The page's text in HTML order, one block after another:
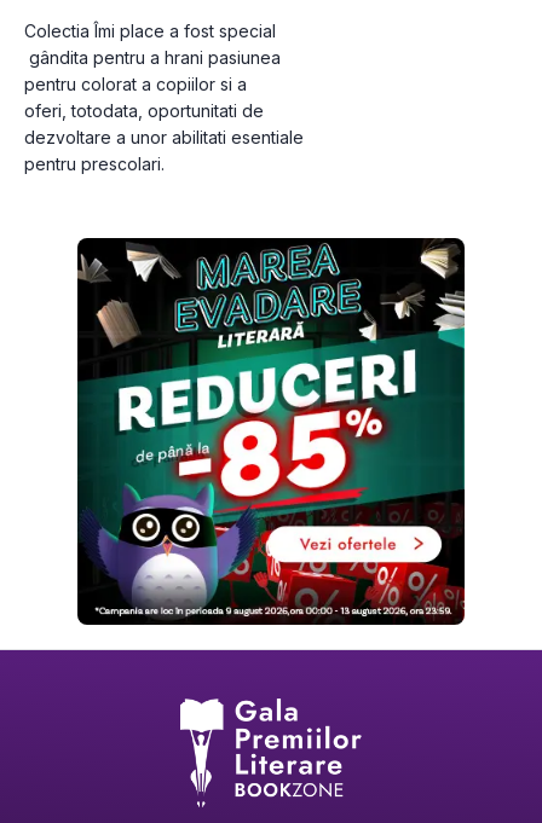
Colectia Îmi place a fost special
pentru colorat a copiilor si a
oferi, totodata, oportunitati de
dezvoltare a unor abilitati esentiale
pentru prescolari.